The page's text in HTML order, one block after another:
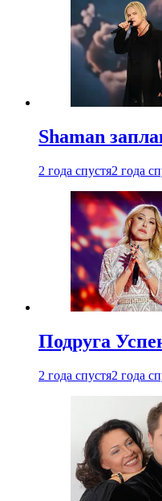
Shaman
2 года спустя2 года
Подруга
2 года спустя2 года